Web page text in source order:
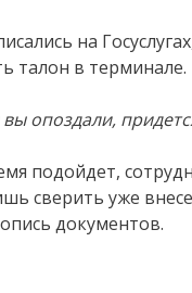
на
талон в терминале.
опоздали,
подойдет,
сверить уже
документов.